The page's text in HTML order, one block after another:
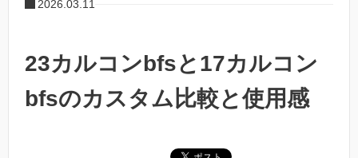
2026.03.11
23カルコンbfsと17カルコン
bfsのカスタム比較と使用感